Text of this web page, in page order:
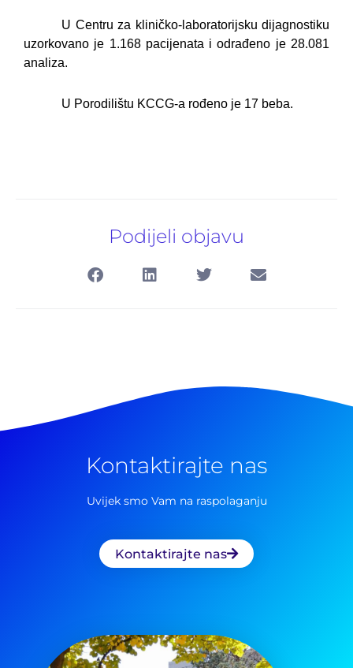
U Centru za kliničko-laboratorijsku dijagnostiku
uzorkovano je 1.168 pacijenata i odrađeno je 28.081
analiza.
U Porodilištu KCCG-a rođeno je 17 beba.
Podijeli objavu
Kontaktirajte nas
Uvijek smo Vam na raspolaganju
Kontaktirajte nas